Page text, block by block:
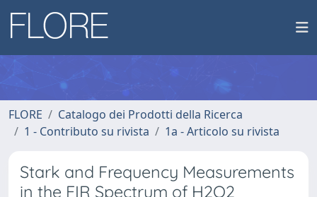
FLORE
Catalogo dei Prodotti della Ricerca
1 - Contributo su rivista
1a - Articolo su rivista
Stark and Frequency Measurements
in the FIR Spectrum of H2O2